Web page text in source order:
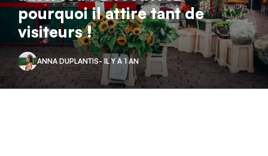
pourquoi il attire tant de
visiteurs !
ANNA DUPLANTIS- IL Y A 1 AN